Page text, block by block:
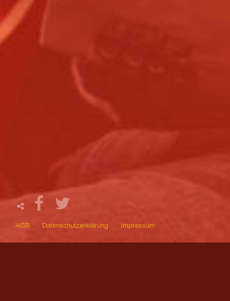
AGB Datenschutzerklärung Impressum